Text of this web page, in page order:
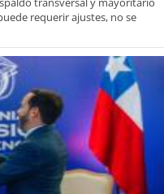
requerir ajustes, no se